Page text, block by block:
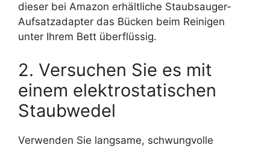
dieser bei Amazon erhältliche Staubsauger-
Aufsatzadapter das Bücken beim Reinigen
unter Ihrem Bett überflüssig.
2. Versuchen Sie es mit
einem elektrostatischen
Staubwedel
Verwenden Sie langsame, schwungvolle